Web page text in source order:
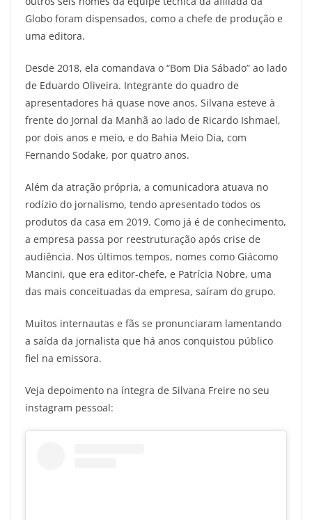
Globo foram dispensados, como a chefe de produção e
uma editora.
Desde 2018, ela comandava o “Bom Dia Sábado” ao lado
de Eduardo Oliveira. Integrante do quadro de
apresentadores há quase nove anos, Silvana esteve à
frente do Jornal da Manhã ao lado de Ricardo Ishmael,
por dois anos e meio, e do Bahia Meio Dia, com
Fernando Sodake, por quatro anos.
Além da atração própria, a comunicadora atuava no
rodízio do jornalismo, tendo apresentado todos os
produtos da casa em 2019. Como já é de conhecimento,
a empresa passa por reestruturação após crise de
audiência. Nos últimos tempos, nomes como Giácomo
Mancini, que era editor-chefe, e Patrícia Nobre, uma
das mais conceituadas da empresa, saíram do grupo.
Muitos internautas e fãs se pronunciaram lamentando
a saída da jornalista que há anos conquistou público
fiel na emissora.
Veja depoimento na íntegra de Silvana Freire no seu
instagram pessoal: